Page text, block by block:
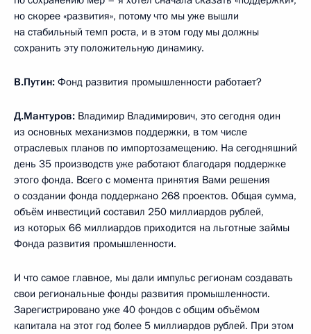
но скорее «развития», потому что мы уже вышли
на стабильный темп роста, и в этом году мы должны
сохранить эту положительную динамику.
В.Путин: Фонд развития промышленности работает?
Д.Мантуров: Владимир Владимирович, это сегодня один
из основных механизмов поддержки, в том числе
отраслевых планов по импортозамещению. На сегодняшний
день 35 производств уже работают благодаря поддержке
этого фонда. Всего с момента принятия Вами решения
о создании фонда поддержано 268 проектов. Общая сумма,
объём инвестиций составил 250 миллиардов рублей,
из которых 66 миллиардов приходится на льготные займы
Фонда развития промышленности.
И что самое главное, мы дали импульс регионам создавать
свои региональные фонды развития промышленности.
Зарегистрировано уже 40 фондов с общим объёмом
капитала на этот год более 5 миллиардов рублей. При этом